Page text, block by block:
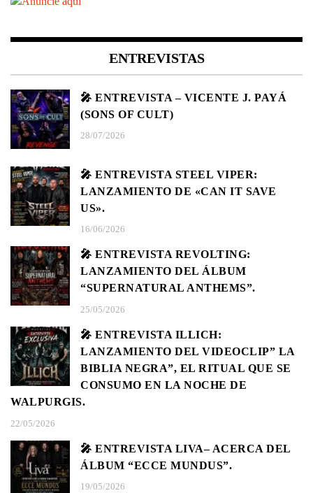
ENTREVISTAS
🎤 ENTREVISTA – VICENTE J. PAYÁ
(SONS OF CULT)
28/07/2026
🎤 ENTREVISTA STEEL VIPER:
LANZAMIENTO DE «CAN IT SAVE
US».
16/06/2026
🎤 ENTREVISTA REVOLTING:
LANZAMIENTO DEL ÁLBUM
“SUPERNATURAL ANTHEMS”.
25/05/2026
🎤 ENTREVISTA ILLICH:
LANZAMIENTO DEL VIDEOCLIP” LA
BIBLIA NEGRA”, EL RITUAL QUE SE
CONSUMO EN LA NOCHE DE
WALPURGIS.
22/05/2026
🎤 ENTREVISTA LIVA– ACERCA DEL
ÁLBUM “ECCE MUNDUS”.
19/05/2026